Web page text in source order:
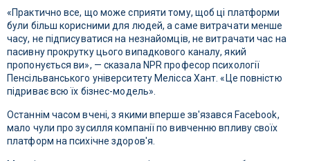
«Практично все, що може сприяти тому, щоб ці платформи
були більш корисними для людей, а саме витрачати менше
часу, не підписуватися на незнайомців, не витрачати час на
пасивну прокрутку цього випадкового каналу, який
пропонується ви», — сказала NPR професор психології
Пенсільванського університету Мелісса Хант. «Це повністю
підриває всю їх бізнес-модель».
Останнім часом вчені, з якими вперше зв'язався Facebook,
мало чули про зусилля компанії по вивченню впливу своїх
платформ на психічне здоров'я.